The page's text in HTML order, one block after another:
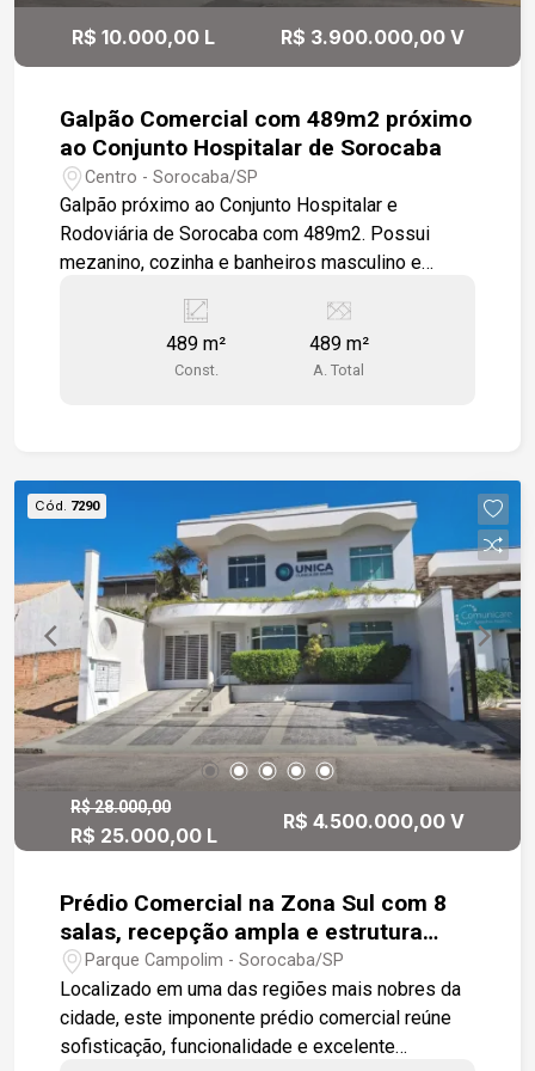
excelente distribuição interna, ideal para
empresas que buscam estrutura completa e
R$ 10.000,00 L R$ 3.900.000,00 V
Galpão Comercial com 489m2 próximo
ao Conjunto Hospitalar de Sorocaba
Centro - Sorocaba/SP
Galpão próximo ao Conjunto Hospitalar e
Rodoviária de Sorocaba com 489m2. Possui
mezanino, cozinha e banheiros masculino e
inúmeras atividades, inclusive voltadas a suporte
e armazenagem de suplementos médicos.
489 m²
Const.
489 m²
A. Total
Cód. 7290
R$ 28.000,00
R$ 25.000,00 L
R$ 4.500.000,00 V
Prédio Comercial na Zona Sul com 8
salas, recepção ampla e estrutura
ideal para Clinicas Médica.
Parque Campolim - Sorocaba/SP
Localizado em uma das regiões mais nobres da
cidade, este imponente prédio comercial reúne
sofisticação, funcionalidade e excelente